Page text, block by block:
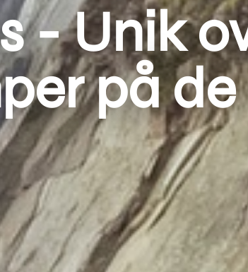
- Unik
på